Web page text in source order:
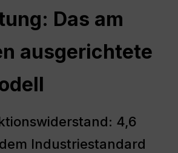
Das am
ausgerichtete
4,6
Industriestandard